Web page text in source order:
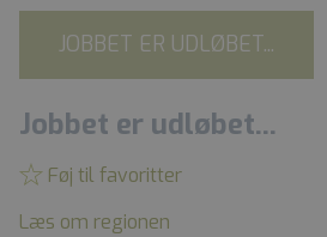
JOBBET ER UDLØBET...
Jobbet er udløbet...
Føj til favoritter
Læs om regionen